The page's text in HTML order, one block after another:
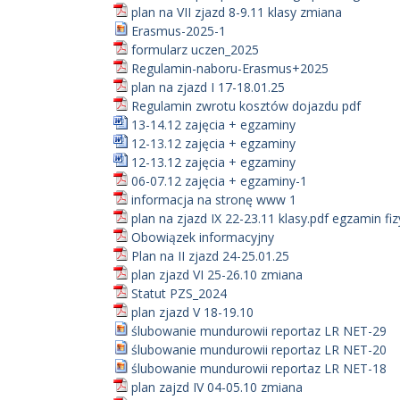
plan na VII zjazd 8-9.11 klasy zmiana
Erasmus-2025-1
formularz uczen_2025
Regulamin-naboru-Erasmus+2025
plan na zjazd I 17-18.01.25
Regulamin zwrotu kosztów dojazdu pdf
13-14.12 zajęcia + egzaminy
12-13.12 zajęcia + egzaminy
12-13.12 zajęcia + egzaminy
06-07.12 zajęcia + egzaminy-1
informacja na stronę www 1
plan na zjazd IX 22-23.11 klasy.pdf egzamin
Obowiązek informacyjny
Plan na II zjazd 24-25.01.25
plan zjazd VI 25-26.10 zmiana
Statut PZS_2024
plan zjazd V 18-19.10
ślubowanie mundurowii reportaz LR NET-29
ślubowanie mundurowii reportaz LR NET-20
ślubowanie mundurowii reportaz LR NET-18
plan zajzd IV 04-05.10 zmiana